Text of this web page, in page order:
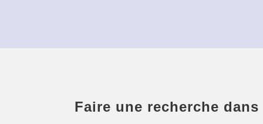
Faire une recherche